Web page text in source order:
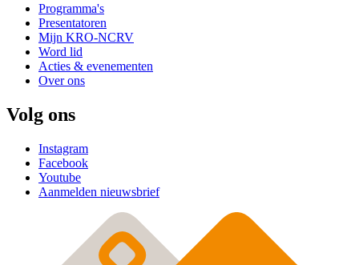
Programma's
Presentatoren
Mijn KRO-NCRV
Word lid
Acties & evenementen
Over ons
Volg ons
Instagram
Facebook
Youtube
Aanmelden nieuwsbrief